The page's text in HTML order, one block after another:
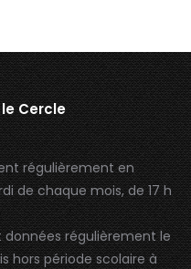
Cercle
régulièrement en
de chaque mois, de 17 h
régulièrement le
hors période scolaire à